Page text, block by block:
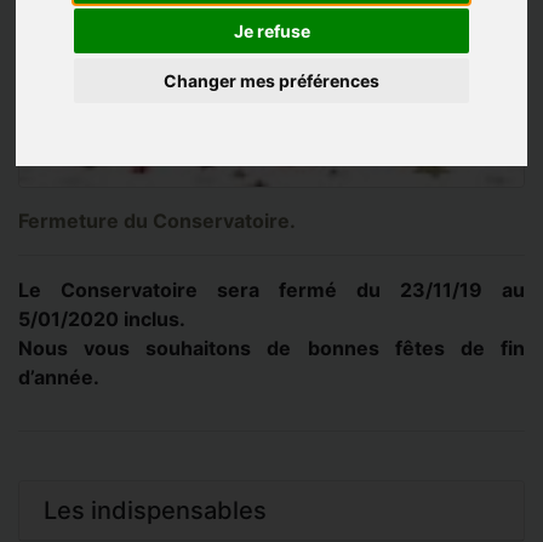
Je refuse
Changer mes préférences
Fermeture du Conservatoire.
Le Conservatoire sera fermé du 23/11/19 au
5/01/2020 inclus.
Nous vous souhaitons de bonnes fêtes de fin
d’année.
Les indispensables